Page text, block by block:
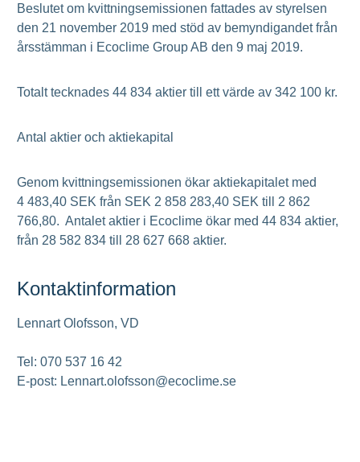
Beslutet om kvittningsemissionen fattades av styrelsen
den 21 november 2019 med stöd av bemyndigandet från
årsstämman i Ecoclime Group AB den 9 maj 2019.
Totalt tecknades 44 834 aktier till ett värde av 342 100 kr.
Antal aktier och aktiekapital
Genom kvittningsemissionen ökar aktiekapitalet med
4 483,40 SEK från SEK 2 858 283,40 SEK till 2 862
766,80. Antalet aktier i Ecoclime ökar med 44 834 aktier,
från 28 582 834 till 28 627 668 aktier.
Kontaktinformation
Lennart Olofsson, VD
Tel: 070 537 16 42
E-post: Lennart.olofsson@ecoclime.se